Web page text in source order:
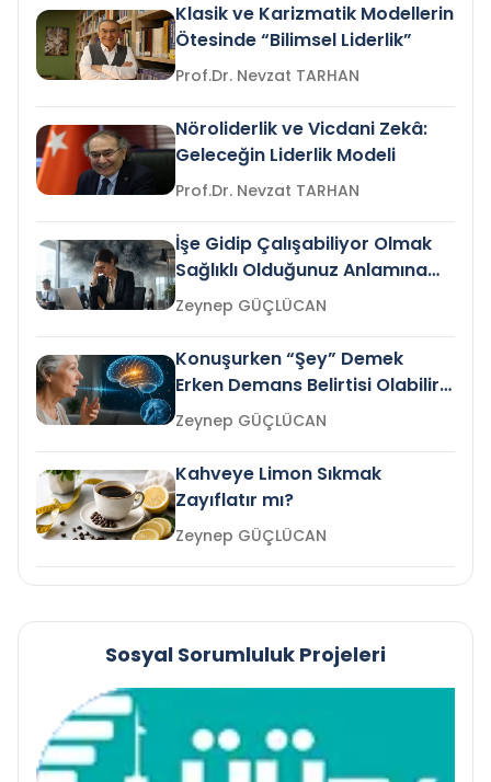
Klasik ve Karizmatik Modellerin
Ötesinde “Bilimsel Liderlik”
Prof.Dr. Nevzat TARHAN
Nöroliderlik ve Vicdani Zekâ:
Geleceğin Liderlik Modeli
Prof.Dr. Nevzat TARHAN
İşe Gidip Çalışabiliyor Olmak
Sağlıklı Olduğunuz Anlamına
Gelir mi?Zeynep GÜÇLÜCAN
Konuşurken “Şey” Demek
Erken Demans Belirtisi Olabilir
mi?
Zeynep GÜÇLÜCAN
Kahveye Limon Sıkmak
Zayıflatır mı?
Zeynep GÜÇLÜCAN
Sosyal Sorumluluk Projeleri